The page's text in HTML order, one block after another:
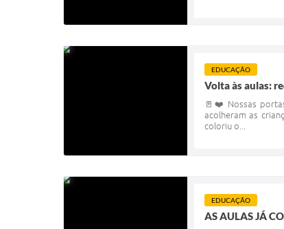
EDUCAÇÃO
Volta às aulas:
🚪❤️ Nossas
acolheram as
coloriu o...
EDUCAÇÃO
AS AULAS JÁ